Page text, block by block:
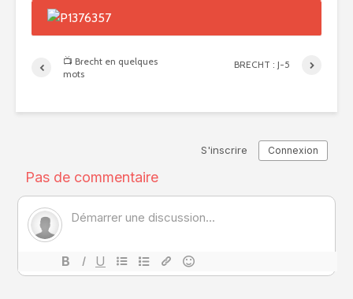
📺 Brecht en quelques
mots
BRECHT : J-5